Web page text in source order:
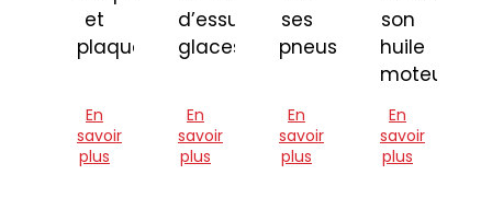
et
plaquettes
En
savoir
plus
d’essuie-
glaces
En
savoir
plus
ses
pneus
En
savoir
plus
son
huile
moteur
En
savoir
plus